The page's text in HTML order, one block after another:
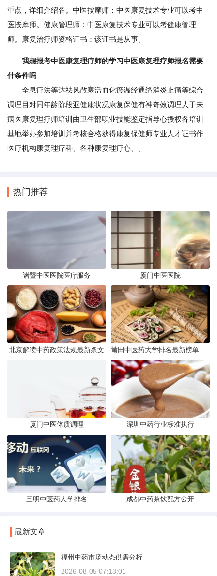
重点，详细介绍各。中医按摩师：中医康复技术专业可以考中
医按摩师。健康管理师：中医康复技术专业可以考健康管理
师。康复治疗师资格证书：该证书是从事。
我想报考中医康复理疗师的学习中医康复理疗师报名需要
什条件吗
全息疗法等达祛风散寒活血化瘀温经通络消炎止痛等综合
调理目对同年龄阶段亚健康状况康复保健有神奇效调理人于未
病医康复理疗师培训由卫生部职业技能鉴定指导心授权各培训
基地举办参加培训并考核合格获得康复保健师专业人才证书作
医疗机构康复理疗科、各种康复理疗心、。
热门推荐
诸暨中医医院医疗服务 厦门中医医院
北京解读中药政策法规最新条文
厦门中医体质调理 深圳中药行业标准执行
三明中医药大学排名 成都中药茶饮配方公开
最新文章
福州中药市场动态供需分析
2026-08-05 07:13:01